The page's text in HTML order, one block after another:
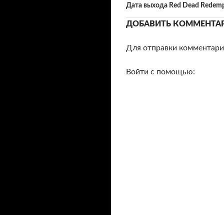
по
записям
Дата выхода Red Dead
ДОБАВИТЬ
Для отправки
Войти с помощью: